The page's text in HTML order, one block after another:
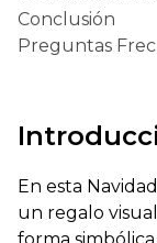
Conclusión
Preguntas
En esta
un regalo